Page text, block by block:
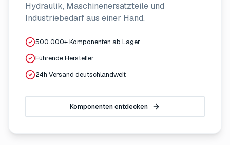
Hydraulik, Maschinenersatzteile und
Industriebedarf aus einer Hand.
500.000+ Komponenten ab Lager
Führende Hersteller
24h Versand deutschlandweit
Komponenten entdecken